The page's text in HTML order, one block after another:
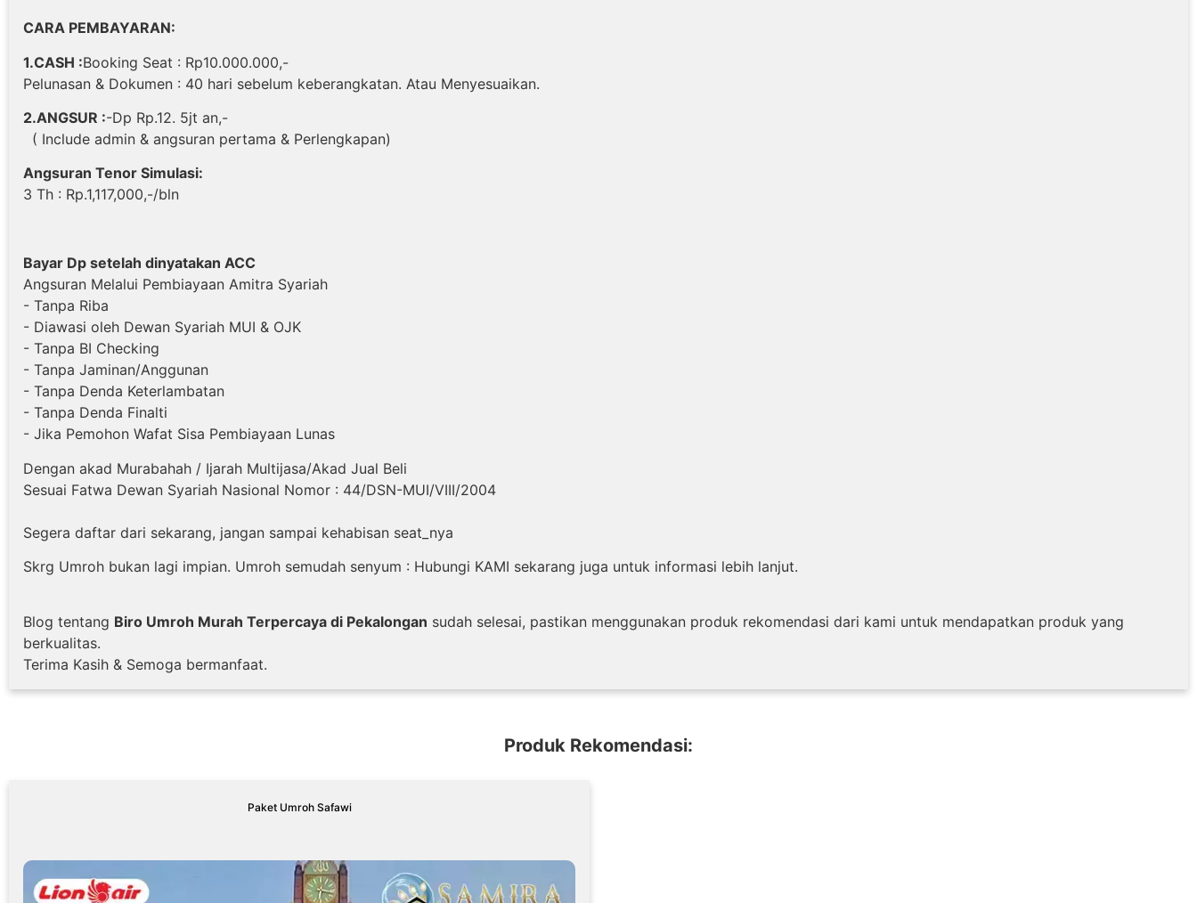
CARA PEMBAYARAN:
1.CASH :Booking Seat : Rp10.000.000,-
Pelunasan & Dokumen : 40 hari sebelum keberangkatan. Atau Menyesuaikan.
2.ANGSUR :-Dp Rp.12. 5jt an,-
( Include admin & angsuran pertama & Perlengkapan)
Angsuran Tenor Simulasi:
3 Th : Rp.1,117,000,-/bln
Bayar Dp setelah dinyatakan ACC
Angsuran Melalui Pembiayaan Amitra Syariah
- Tanpa Riba
- Diawasi oleh Dewan Syariah MUI & OJK
- Tanpa BI Checking
- Tanpa Jaminan/Anggunan
- Tanpa Denda Keterlambatan
- Tanpa Denda Finalti
- Jika Pemohon Wafat Sisa Pembiayaan Lunas
Dengan akad Murabahah / Ijarah Multijasa/Akad Jual Beli
Sesuai Fatwa Dewan Syariah Nasional Nomor : 44/DSN-MUI/VIII/2004
Segera daftar dari sekarang, jangan sampai kehabisan seat_nya
Skrg Umroh bukan lagi impian. Umroh semudah senyum : Hubungi KAMI sekarang juga untuk informasi lebih lanjut.
Blog tentang Biro Umroh Murah Terpercaya di Pekalongan sudah selesai, pastikan menggunakan produk rekomendasi dari kami untuk mendapatkan produk yang
berkualitas.
Terima Kasih & Semoga bermanfaat.
Produk Rekomendasi:
Paket Umroh Safawi